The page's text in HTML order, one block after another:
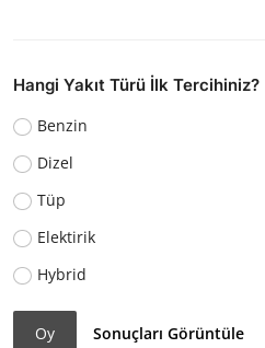
Hangi Yakıt Türü İlk Tercihiniz?
Benzin
Dizel
Tüp
Elektirik
Hybrid
Oy Sonuçları Görüntüle